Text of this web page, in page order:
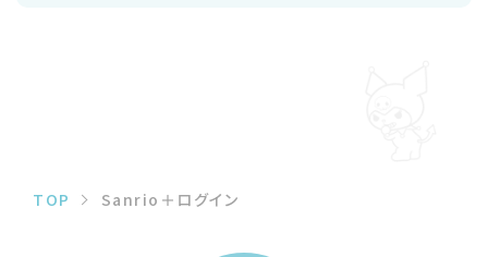
TOP Sanrio＋ログイン